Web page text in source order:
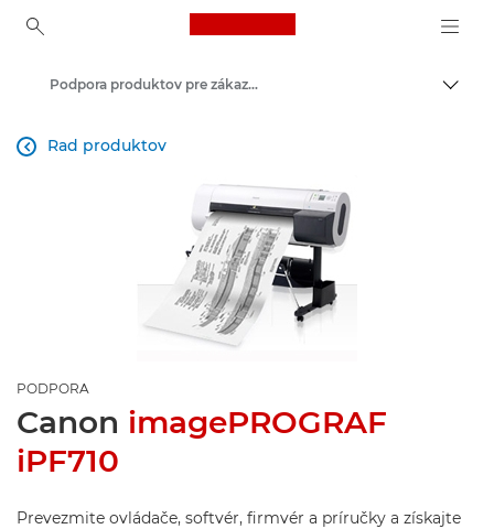
Canon Logo, back to
Podpora produktov pre zákazníkov
Rad produktov

PODPORA
Canon imagePROGRAF
iPF710
Prevezmite ovládače, softvér, firmvér a príručky a získajte